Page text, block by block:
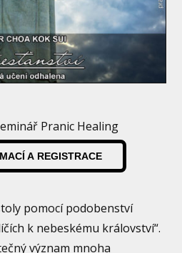
Pranic Healing
A REGISTRACE
pomocí podobenství
k nebeskému království“.
význam mnoha